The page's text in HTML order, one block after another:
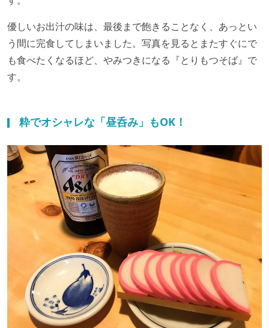
優しいお出汁の味は、最後まで飽きることなく、あっとい
う間に完食してしまいました。写真を見るとまたすぐにで
も食べたくなるほど、やみつきになる『とりもつそば』で
す。
粋でオシャレな「昼呑み」もOK！